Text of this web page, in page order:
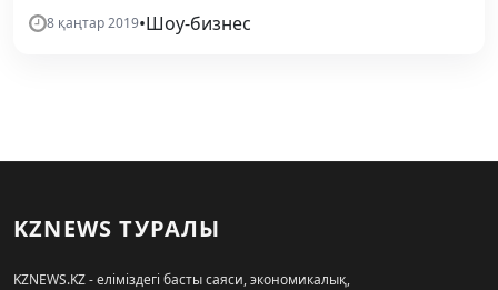
8 қаңтар 2019•Шоу-бизнес
KZNEWS ТУРАЛЫ
KZNEWS.KZ - еліміздегі басты саяси, экономикалық,